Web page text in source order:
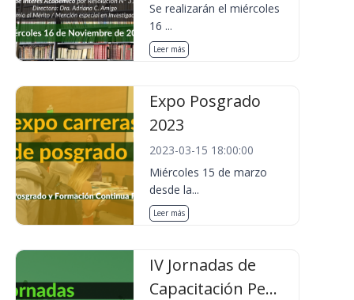
Se realizarán el miércoles
16 ...
Leer más
Expo Posgrado
2023
2023-03-15 18:00:00
Miércoles 15 de marzo
desde la...
Leer más
IV Jornadas de
Capacitación Pe...